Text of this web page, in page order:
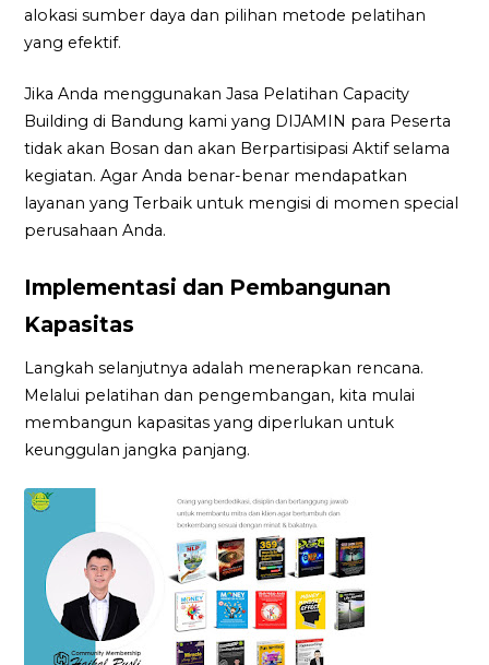
alokasi sumber daya dan pilihan metode pelatihan
yang efektif.
Jika Anda menggunakan Jasa Pelatihan Capacity
Building di Bandung kami yang DIJAMIN para Peserta
tidak akan Bosan dan akan Berpartisipasi Aktif selama
kegiatan. Agar Anda benar-benar mendapatkan
layanan yang Terbaik untuk mengisi di momen special
perusahaan Anda.
Implementasi dan Pembangunan
Kapasitas
Langkah selanjutnya adalah menerapkan rencana.
Melalui pelatihan dan pengembangan, kita mulai
membangun kapasitas yang diperlukan untuk
keunggulan jangka panjang.